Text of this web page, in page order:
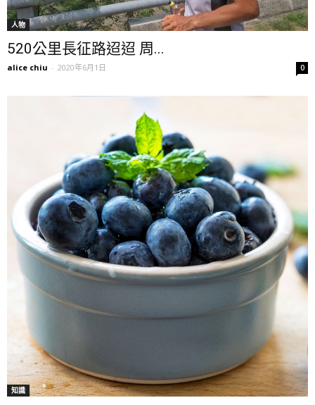
人物
520公里長征路迢迢 周...
alice chiu - 2020年6月1日 0
知識